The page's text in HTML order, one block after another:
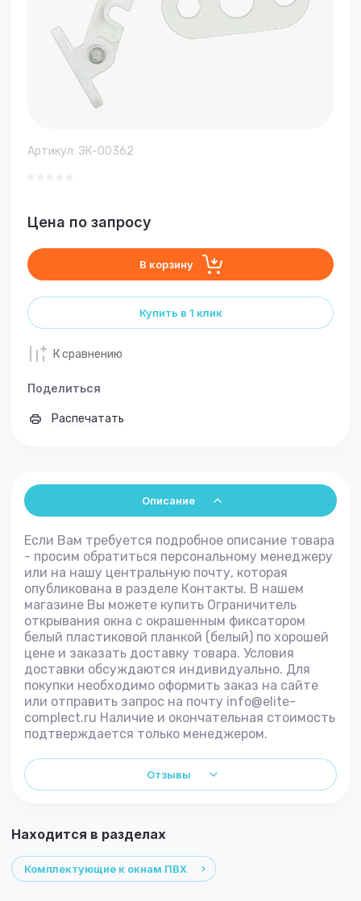
Артикул: ЭК-00362
Цена по запросу
В корзину
Купить в 1 клик
К сравнению
Поделиться
Распечатать
Описание
Если Вам требуется подробное описание товара
- просим обратиться персональному менеджеру
или на нашу центральную почту, которая
опубликована в разделе Контакты. В нашем
магазине Вы можете купить Ограничитель
открывания окна с окрашенным фиксатором
белый пластиковой планкой (белый) по хорошей
цене и заказать доставку товара. Условия
доставки обсуждаются индивидуально. Для
покупки необходимо оформить заказ на сайте
или отправить запрос на почту info@elite-
complect.ru Наличие и окончательная стоимость
подтверждается только менеджером.
Отзывы
Находится в разделах
Комплектующие к окнам ПВХ